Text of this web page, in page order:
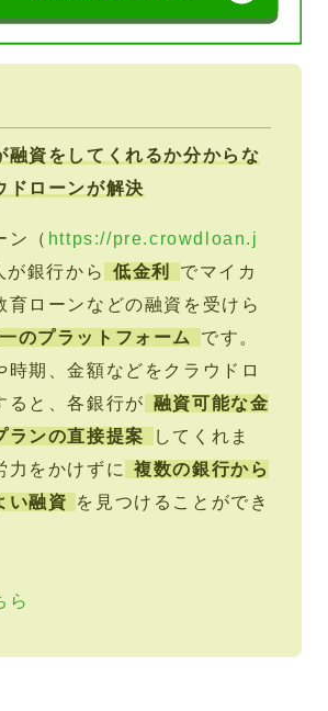
融資をしてくれるか分からな
ドローンが解決
ン（ https://pre.crowdloan.j
が銀行から 低金利
でマイカ
育ローンなどの融資を受けら
のプラットフォーム
です。
時期、金額などをクラウドロ
ると、各銀行が 融資可能な金
ランの直接提案
してくれま
力をかけずに
複数の銀行から
い融資
を見つけることができ
ら